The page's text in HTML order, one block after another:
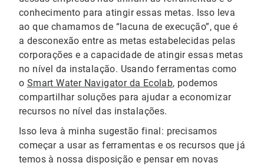
conhecimento para atingir essas metas. Isso leva
ao que chamamos de “lacuna de execução”, que é
a desconexão entre as metas estabelecidas pelas
corporações e a capacidade de atingir essas metas
no nível da instalação. Usando ferramentas como
o Smart Water Navigator da Ecolab, podemos
compartilhar soluções para ajudar a economizar
recursos no nível das instalações.
Isso leva à minha sugestão final: precisamos
começar a usar as ferramentas e os recursos que já
temos à nossa disposição e pensar em novas